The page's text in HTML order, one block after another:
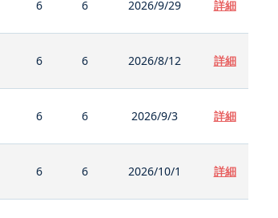
6 6 2026/9/29 詳細
6 6 2026/8/12 詳細
6 6 2026/9/3 詳細
6 6 2026/10/1 詳細